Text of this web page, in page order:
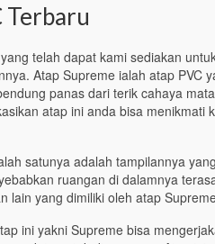
Terbaru
telah dapat kami sediakan
Atap Supreme ialah atap PVC
panas dari terik cahaya
atap ini anda bisa menikmati
satunya adalah tampilannya
ruangan di dalamnya
yang dimiliki oleh atap
ini yakni Supreme bisa